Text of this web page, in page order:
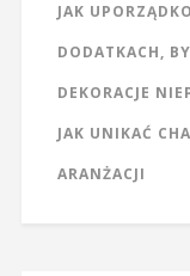
JAK
DODATKACH,
DEKORACJE
JAK UNIKAĆ
ARANŻACJI